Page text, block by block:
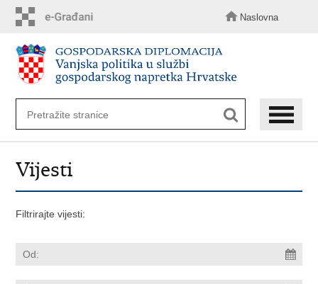
sadržaj
Naslovna
Vijesti
Filtrirajte vijesti: